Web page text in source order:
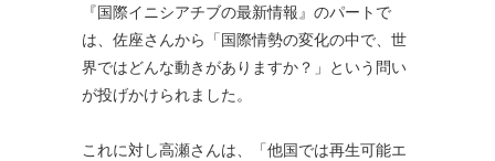
『国際イニシアチブの最新情報』のパートで
は、佐座さんから「国際情勢の変化の中で、世
界ではどんな動きがありますか？」という問い
が投げかけられました。
これに対し高瀬さんは、「他国では再生可能エ